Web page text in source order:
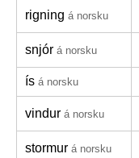
rigning á norsku
snjór á norsku
ís á norsku
vindur á norsku
stormur á norsku